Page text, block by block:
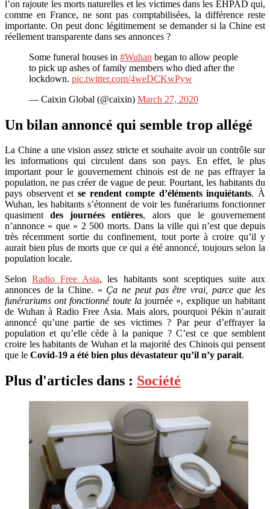
l’on rajoute les morts naturelles et les victimes dans les EHPAD qui,
comme en France, ne sont pas comptabilisées, la différence reste
importante. On peut donc légitimement se demander si la Chine est
réellement transparente dans ses annonces ?
Some funeral houses in #Wuhan began to allow people
to pick up ashes of family members who died after the
lockdown. pic.twitter.com/4weDCKwPyw
— Caixin Global (@caixin) March 27, 2020
Un bilan annoncé qui semble trop allégé
La Chine a une vision assez stricte et souhaite avoir un contrôle sur
les informations qui circulent dans son pays. En effet, le plus
important pour le gouvernement chinois est de ne pas effrayer la
population, ne pas créer de vague de peur. Pourtant, les habitants du
pays observent et se rendent compte d’éléments inquiétants. À
Wuhan, les habitants s’étonnent de voir les funérariums fonctionner
quasimentdes journées entières, alors que le gouvernement
n’annonce « que » 2 500 morts. Dans la ville qui n’est que depuis
très récemment sortie du confinement, tout porte à croire qu’il y
aurait bien plus de morts que ce qui a été annoncé, toujours selon la
population locale.
SelonRadio Free Asia, les habitants sont sceptiques suite aux
annonces de la Chine. « Ça ne peut pas être vrai, parce que les
funérariums ont fonctionné toute lajournée », explique un habitant
de Wuhan à Radio Free Asia. Mais alors, pourquoi Pékin n’aurait
annoncé qu’une partie de ses victimes ? Par peur d’effrayer la
population et qu’elle cède à la panique ? C’est ce que semblent
croire les habitants de Wuhan et la majorité des Chinois qui pensent
que le Covid-19 a été bien plus dévastateur qu’il n’y parait.
Plus d'articles dans : Société